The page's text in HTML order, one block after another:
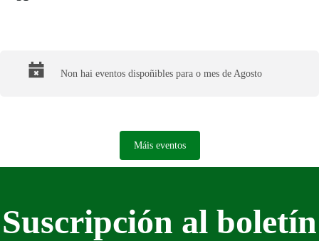
Non hai eventos dispoñibles para o mes de Agosto
Máis eventos
Suscripción al boletín